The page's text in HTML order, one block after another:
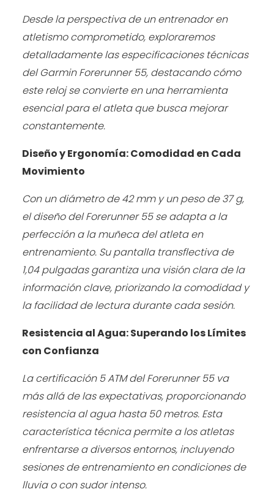
Desde la perspectiva de un entrenador en
atletismo comprometido, exploraremos
detalladamente las especificaciones técnicas
del Garmin Forerunner 55, destacando cómo
este reloj se convierte en una herramienta
esencial para el atleta que busca mejorar
constantemente.
Diseño y Ergonomía: Comodidad en Cada
Movimiento
Con un diámetro de 42 mm y un peso de 37 g,
el diseño del Forerunner 55 se adapta a la
perfección a la muñeca del atleta en
entrenamiento. Su pantalla transflectiva de
1,04 pulgadas garantiza una visión clara de la
información clave, priorizando la comodidad y
la facilidad de lectura durante cada sesión.
Resistencia al Agua: Superando los Límites
con Confianza
La certificación 5 ATM del Forerunner 55 va
más allá de las expectativas, proporcionando
resistencia al agua hasta 50 metros. Esta
característica técnica permite a los atletas
enfrentarse a diversos entornos, incluyendo
sesiones de entrenamiento en condiciones de
lluvia o con sudor intenso.